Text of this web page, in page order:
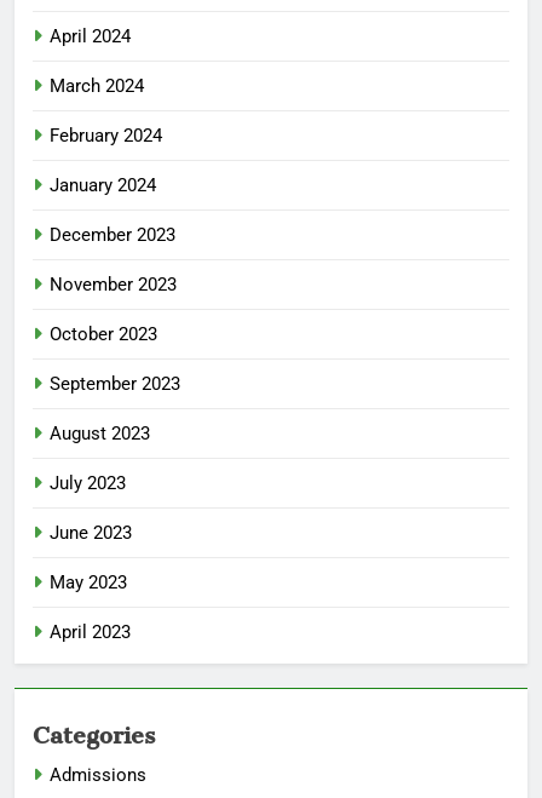
April 2024
March 2024
February 2024
January 2024
December 2023
November 2023
October 2023
September 2023
August 2023
July 2023
June 2023
May 2023
April 2023
Categories
Admissions